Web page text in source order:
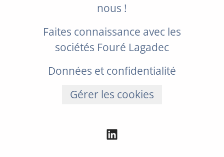
nous !
Faites connaissance avec les
sociétés Fouré Lagadec
Données et confidentialité
Gérer les cookies